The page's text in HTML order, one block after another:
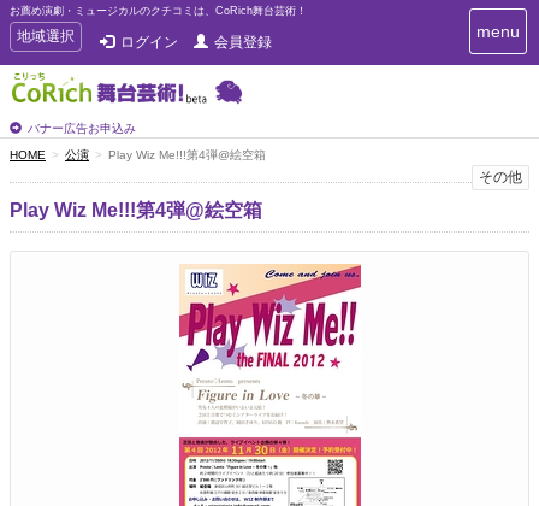
お薦め演劇・ミュージカルのクチコミは、CoRich舞台芸術！
T
o
g
g
e
n
a
v
地域選択 ログイン 会員登録
バナー広告お申込み
T
o
n
i
menu
HOME 公演 Play Wiz Me!!!第4弾@絵空箱
その他
Play Wiz Me!!!第4弾@絵空箱